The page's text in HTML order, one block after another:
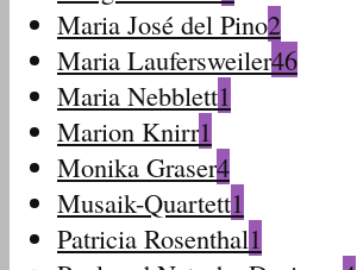
Maria José del Pino2
Maria Laufersweiler46
Maria Nebblett1
Marion Knirr1
Monika Graser4
Musaik-Quartett1
Patricia Rosenthal1